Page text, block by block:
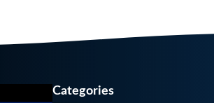
Categories